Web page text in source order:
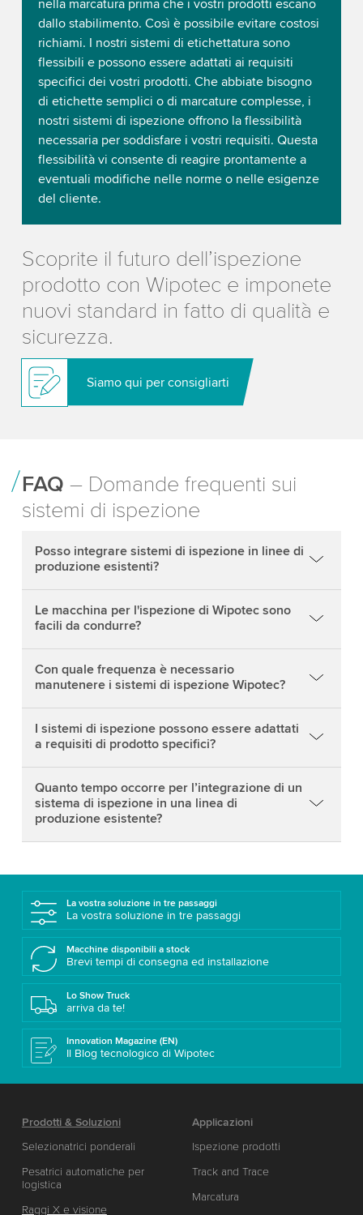
nella marcatura prima che i vostri prodotti escano
dallo stabilimento. Così è possibile evitare costosi
richiami. I nostri sistemi di etichettatura sono
flessibili e possono essere adattati ai requisiti
specifici dei vostri prodotti. Che abbiate bisogno
di etichette semplici o di marcature complesse, i
nostri sistemi di ispezione offrono la flessibilità
necessaria per soddisfare i vostri requisiti. Questa
flessibilità vi consente di reagire prontamente a
eventuali modifiche nelle norme o nelle esigenze
del cliente.
Scoprite il futuro dell’ispezione
prodotto con Wipotec e imponete
nuovi standard in fatto di qualità e
sicurezza.
Siamo qui per consigliarti
FAQ – Domande frequenti sui
sistemi di ispezione
Posso integrare sistemi di ispezione in linee di
produzione esistenti?
Le macchina per l'ispezione di Wipotec sono
facili da condurre?
Con quale frequenza è necessario
manutenere i sistemi di ispezione Wipotec?
I sistemi di ispezione possono essere adattati
a requisiti di prodotto specifici?
Quanto tempo occorre per l’integrazione di un
sistema di ispezione in una linea di
produzione esistente?
La vostra soluzione in tre passaggi
La vostra soluzione in tre passaggi
Macchine disponibili a stock
Brevi tempi di consegna ed installazione
Lo Show Truck
arriva da te!
Innovation Magazine (EN)
Il Blog tecnologico di Wipotec
Prodotti & Soluzioni
Selezionatrici ponderali
Pesatrici automatiche per
logistica
Raggi X e visione
Applicazioni
Ispezione prodotti
Track and Trace
Marcatura